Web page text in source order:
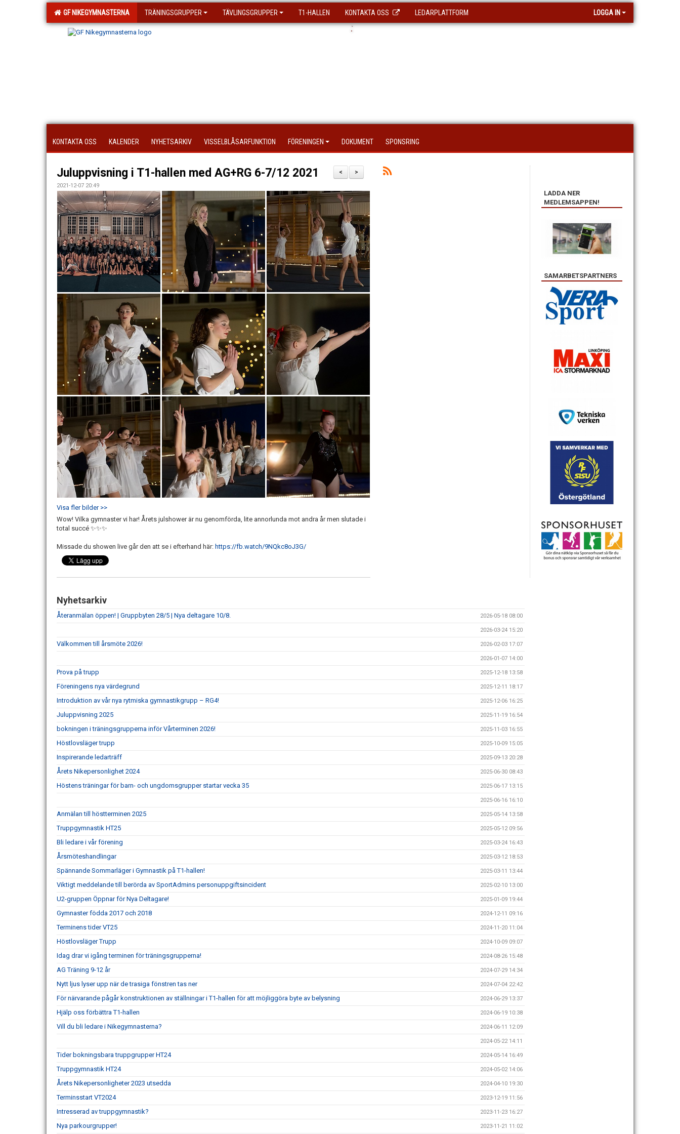
GF NIKEGYMNASTERNA TRÄNINGSGRUPPER TÄVLINGSGRUPPER T1-HALLEN KONTAKTA OSS LEDARPLATTFORM LOGGA IN
.`
KONTAKTA OSS KALENDER NYHETSARKIV VISSELBLÅSARFUNKTION FÖRENINGEN DOKUMENT SPONSRING
>
<
Juluppvisning i T1-hallen med AG+RG 6-7/12 2021
2021-12-07 20:49
Visa fler bilder >>
Wow! Vilka gymnaster vi har! Årets julshower är nu genomförda, lite annorlunda mot andra år men slutade i
total succé ✨✨✨
Missade du showen live går den att se i efterhand här: https://fb.watch/9NQkc8oJ3G/
Nyhetsarkiv
Återanmälan öppen! | Gruppbyten 28/5 | Nya deltagare 10/8. 2026-05-18 08:00
2026-03-24 15:20
Välkommen till årsmöte 2026! 2026-02-03 17:07
2026-01-07 14:00
Prova på trupp 2025-12-18 13:58
Föreningens nya värdegrund 2025-12-11 18:17
Introduktion av vår nya rytmiska gymnastikgrupp – RG4! 2025-12-06 16:25
Juluppvisning 2025 2025-11-19 16:54
bokningen i träningsgrupperna inför Vårterminen 2026! 2025-11-03 16:55
Höstlovsläger trupp 2025-10-09 15:05
Inspirerande ledarträff 2025-09-13 20:28
Årets Nikepersonlighet 2024 2025-06-30 08:43
Höstens träningar för barn- och ungdomsgrupper startar vecka 35 2025-06-17 13:15
2025-06-16 16:10
Anmälan till höstterminen 2025 2025-05-14 13:58
Truppgymnastik HT25 2025-05-12 09:56
Bli ledare i vår förening 2025-03-24 16:43
Årsmöteshandlingar 2025-03-12 18:53
Spännande Sommarläger i Gymnastik på T1-hallen! 2025-03-11 13:44
Viktigt meddelande till berörda av SportAdmins personuppgiftsincident 2025-02-10 13:00
U2-gruppen Öppnar för Nya Deltagare! 2025-01-09 19:44
Gymnaster födda 2017 och 2018 2024-12-11 09:16
Terminens tider VT25 2024-11-20 11:04
Höstlovsläger Trupp 2024-10-09 09:07
Idag drar vi igång terminen för träningsgrupperna! 2024-08-26 15:48
AG Träning 9-12 år 2024-07-29 14:34
Nytt ljus lyser upp när de trasiga fönstren tas ner 2024-07-04 22:42
För närvarande pågår konstruktionen av ställningar i T1-hallen för att möjliggöra byte av belysning 2024-06-29 13:37
Hjälp oss förbättra T1-hallen 2024-06-19 10:38
Vill du bli ledare i Nikegymnasterna? 2024-06-11 12:09
2024-05-22 14:11
Tider bokningsbara truppgrupper HT24 2024-05-14 16:49
Truppgymnastik HT24 2024-05-02 14:06
Årets Nikepersonligheter 2023 utsedda 2024-04-10 19:30
Terminsstart VT2024 2023-12-19 11:56
Intresserad av truppgymnastik? 2023-11-23 16:27
Nya parkourgrupper! 2023-11-21 11:02
LADDA NER
MEDLEMSAPPEN!
SAMARBETSPARTNERS